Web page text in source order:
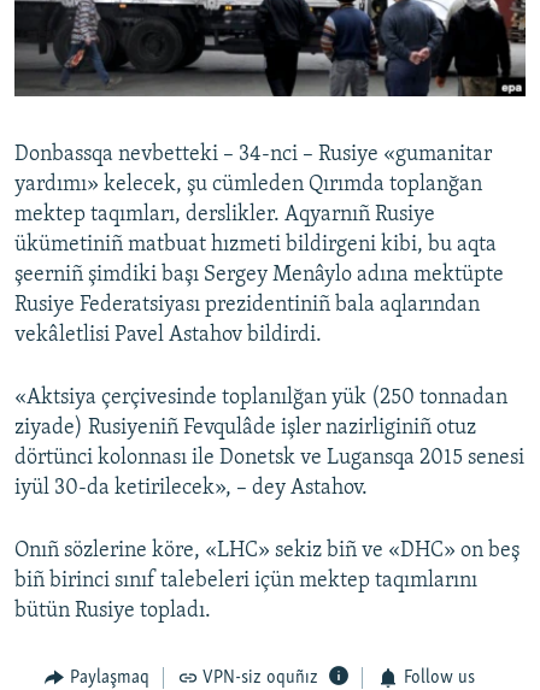
Русский
Українською
RFE/RS bütün saytları
Donbassqa nevbetteki – 34-nci – Rusiye «gumanitar
yardımı» kelecek, şu cümleden Qırımda toplanğan
mektep taqımları, derslikler. Aqyarnıñ Rusiye
ükümetiniñ matbuat hızmeti bildirgeni kibi, bu aqta
şeerniñ şimdiki başı Sergey Menâylo adına mektüpte
Rusiye Federatsiyası prezidentiniñ bala aqlarından
vekâletlisi Pavel Astahov bildirdi.
«Aktsiya çerçivesinde toplanılğan yük (250 tonnadan
ziyade) Rusiyeniñ Fevqulâde işler nazirliginiñ otuz
dörtünci kolonnası ile Donetsk ve Lugansqa 2015 senesi
iyül 30-da ketirilecek», – dey Astahov.
Onıñ sözlerine köre, «LHC» sekiz biñ ve «DHC» on beş
biñ birinci sınıf talebeleri içün mektep taqımlarını
bütün Rusiye topladı.
Paylaşmaq VPN-siz oquñız Follow us